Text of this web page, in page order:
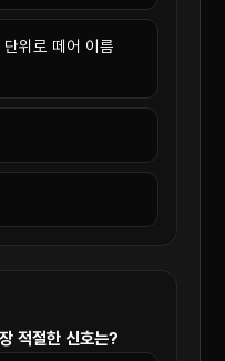
위로 떼어 이름
적절한 신호는?